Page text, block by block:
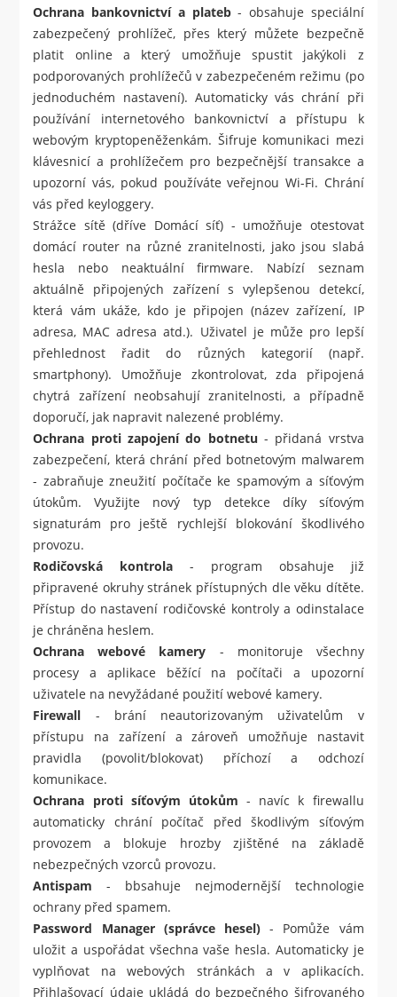
Ochrana bankovnictví a plateb- obsahuje speciální
zabezpečený prohlížeč, přes který můžete bezpečně
platit online a který umožňuje spustit jakýkoli z
podporovaných prohlížečů v zabezpečeném režimu (po
jednoduchém nastavení). Automaticky vás chrání při
používání internetového bankovnictví a přístupu k
webovým kryptopeněženkám. Šifruje komunikaci mezi
klávesnicí a prohlížečem pro bezpečnější transakce a
upozorní vás, pokud používáte veřejnou Wi-Fi. Chrání
vás před keyloggery.
Strážce sítě (dříve Domácí síť) - umožňuje otestovat
domácí router na různé zranitelnosti, jako jsou slabá
hesla nebo neaktuální firmware. Nabízí seznam
aktuálně připojených zařízení s vylepšenou detekcí,
která vám ukáže, kdo je připojen (název zařízení, IP
adresa, MAC adresa atd.). Uživatel je může pro lepší
přehlednost řadit do různých kategorií (např.
smartphony). Umožňuje zkontrolovat, zda připojená
chytrá zařízení neobsahují zranitelnosti, a případně
doporučí, jak napravit nalezené problémy.
Ochrana proti zapojení do botnetu - přidaná vrstva
zabezpečení, která chrání před botnetovým malwarem
- zabraňuje zneužití počítače ke spamovým a síťovým
útokům. Využijte nový typ detekce díky síťovým
signaturám pro ještě rychlejší blokování škodlivého
provozu.
Rodičovská kontrola - program obsahuje již
připravené okruhy stránek přístupných dle věku dítěte.
Přístup do nastavení rodičovské kontroly a odinstalace
je chráněna heslem.
Ochrana webové kamery - monitoruje všechny
procesy a aplikace běžící na počítači a upozorní
uživatele na nevyžádané použití webové kamery.
Firewall - brání neautorizovaným uživatelům v
přístupu na zařízení a zároveň umožňuje nastavit
pravidla (povolit/blokovat) příchozí a odchozí
komunikace.
Ochrana proti síťovým útokům - navíc k firewallu
automaticky chrání počítač před škodlivým síťovým
provozem a blokuje hrozby zjištěné na základě
nebezpečných vzorců provozu.
Antispam - bbsahuje nejmodernější technologie
ochrany před spamem.
Password Manager (správce hesel) - Pomůže vám
uložit a uspořádat všechna vaše hesla. Automaticky je
vyplňovat na webových stránkách a v aplikacích.
Přihlašovací údaje ukládá do bezpečného šifrovaného